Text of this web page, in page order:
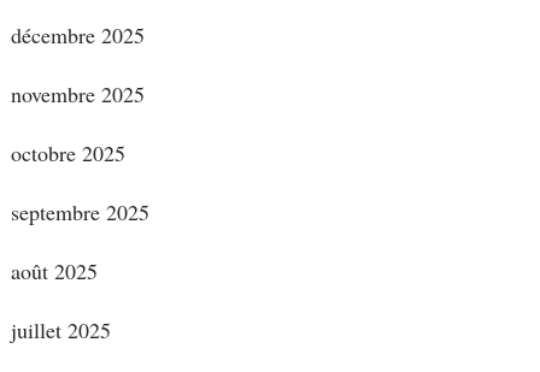
décembre 2025
novembre 2025
octobre 2025
septembre 2025
août 2025
juillet 2025